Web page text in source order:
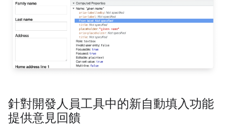
針對開發人員工具中的新自動填入功能
提供意見回饋